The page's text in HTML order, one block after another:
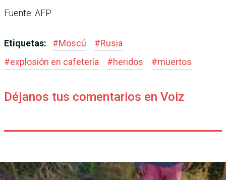
Fuente: AFP
Etiquetas: #Moscú #Rusia
#explosión en cafetería #heridos #muertos
Déjanos tus comentarios en Voiz